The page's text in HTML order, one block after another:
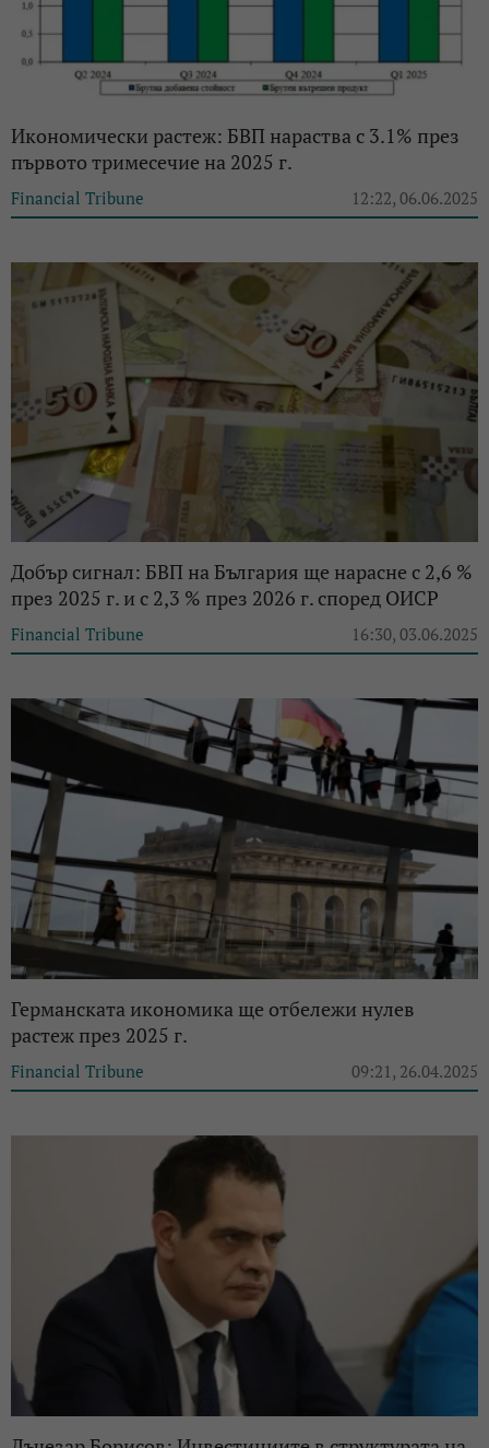
Икономически растеж: БВП нараства с 3.1% през
първото тримесечие на 2025 г.
Financial Tribune 12:22, 06.06.2025
Добър сигнал: БВП на България ще нарасне с 2,6 %
през 2025 г. и с 2,3 % през 2026 г. според ОИСР
Financial Tribune 16:30, 03.06.2025
Германската икономика ще отбележи нулев
растеж през 2025 г.
Financial Tribune 09:21, 26.04.2025